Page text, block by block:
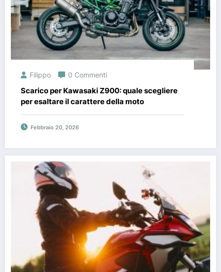
Filippo 0 Commenti
Scarico per Kawasaki Z900: quale scegliere
per esaltare il carattere della moto
Febbraio 20, 2026